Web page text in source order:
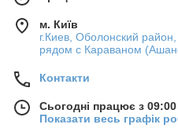
м. Київ
г.Киев, Оболонский
рядом с Караваном
Контакти
Сьогодні працює з
Показати весь графік